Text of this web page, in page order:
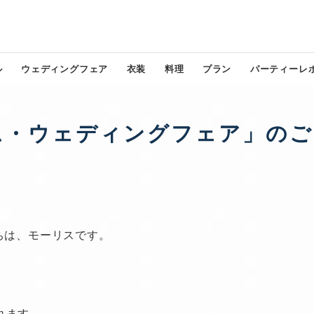
ウェディングフェア 衣装 料理 プラン パーティーレ
ウェディングフェア」のご
、モーリスです。